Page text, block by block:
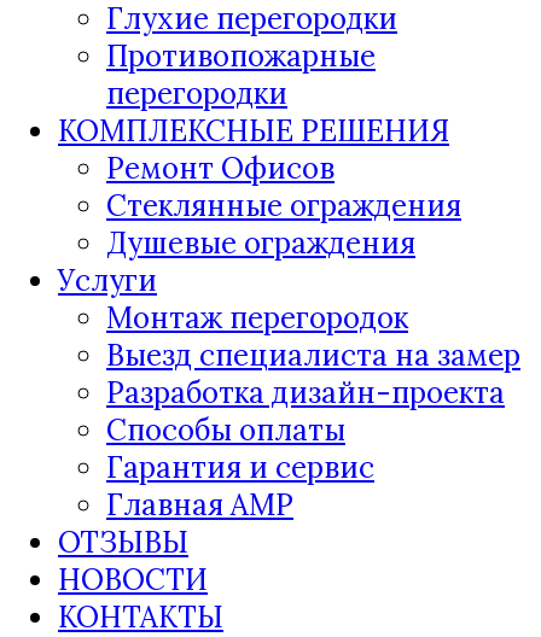
Глухие перегородки
Противопожарные
перегородки
КОМПЛЕКСНЫЕ РЕШЕНИЯ
Ремонт Офисов
Стеклянные ограждения
Душевые ограждения
Услуги
Монтаж перегородок
Выезд специалиста на замер
Разработка дизайн-проекта
Способы оплаты
Гарантия и сервис
Главная AMP
ОТЗЫВЫ
НОВОСТИ
КОНТАКТЫ